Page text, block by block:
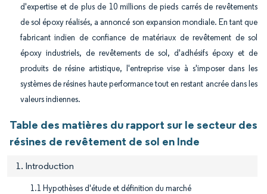
d'expertise et de plus de 10 millions de pieds carrés de revêtements
de sol époxy réalisés, a annoncé son expansion mondiale. En tant que
fabricant indien de confiance de matériaux de revêtement de sol
époxy industriels, de revêtements de sol, d'adhésifs époxy et de
produits de résine artistique, l'entreprise vise à s'imposer dans les
systèmes de résines haute performance tout en restant ancrée dans les
valeurs indiennes.
Table des matières du rapport sur le secteur des
résines de revêtement de sol en Inde
1. Introduction
1.1 Hypothèses d'étude et définition du marché